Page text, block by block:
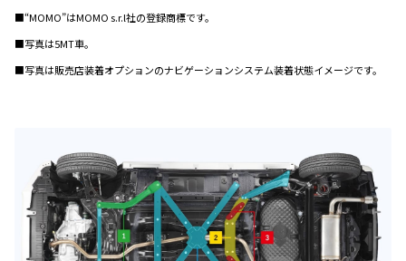
■“MOMO”はMOMO s.r.l社の登録商標です。
■写真は5MT車。
■写真は販売店装着オプションのナビゲーションシステム装着状態イメージです。